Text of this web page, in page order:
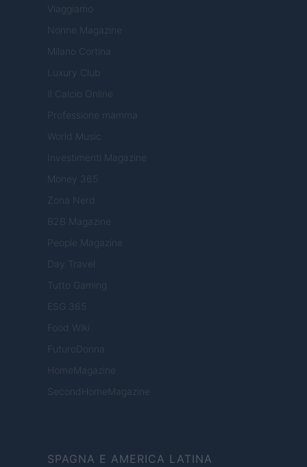
Viaggiamo
Nonne Magazine
Milano Cortina
Luxury Club
Il Calcio Online
Professione mamma
World Music
Investimenti Magazine
Money 365
Zona Nerd
B2B Magazine
People Magazine
Day Travel
Tutto Gaming
ESG 365
Food Wiki
FuturoDonna
HomeMagazine
SecondHomeMagazine
SPAGNA E AMERICA LATINA